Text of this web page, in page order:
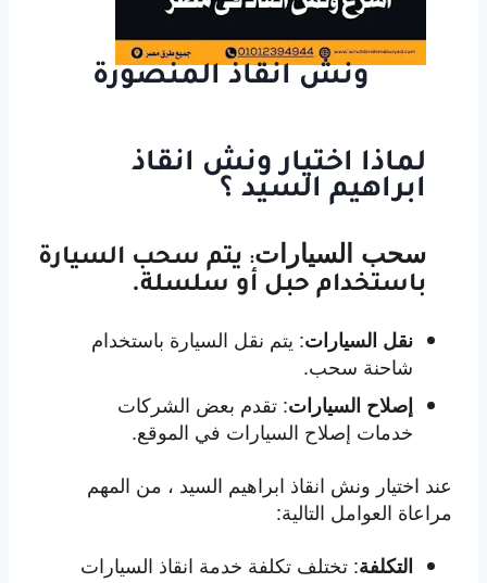
ونش انقاذ المنصورة
لماذا اختيار ونش انقاذ
ابراهيم السيد ؟
سحب السيارات: يتم سحب السيارة
باستخدام حبل أو سلسلة.
نقل السيارات: يتم نقل السيارة باستخدام
شاحنة سحب.
إصلاح السيارات: تقدم بعض الشركات
خدمات إصلاح السيارات في الموقع.
عند اختيار ونش انقاذ ابراهيم السيد ، من المهم
مراعاة العوامل التالية:
التكلفة: تختلف تكلفة خدمة انقاذ السيارات